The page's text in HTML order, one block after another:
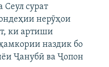
сурат
нерӯҳои
ки артиши
наздик бо
Ҷанубӣ ва Ҷопон